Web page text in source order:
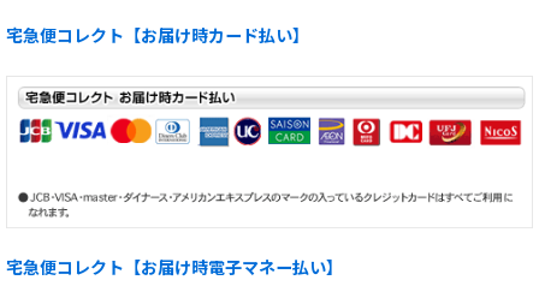
宅急便コレクト【お届け時カード払い】
宅急便コレクト【お届け時電子マネー払い】